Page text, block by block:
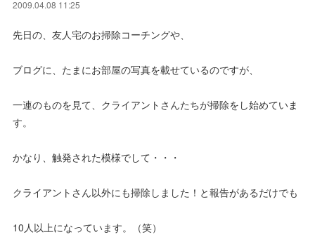
2009.04.08 11:25
先日の、友人宅のお掃除コーチングや、
ブログに、たまにお部屋の写真を載せているのですが、
一連のものを見て、クライアントさんたちが掃除をし始めていま
す。
かなり、触発された模様でして・・・
クライアントさん以外にも掃除しました！と報告があるだけでも
10人以上になっています。（笑）